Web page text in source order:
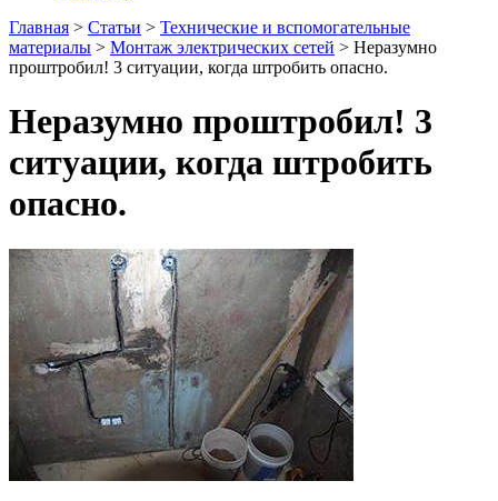
Главная > Статьи > Технические и вспомогательные
материалы > Монтаж электрических сетей > Неразумно
проштробил! 3 ситуации, когда штробить опасно.
Неразумно проштробил! 3
ситуации, когда штробить
опасно.